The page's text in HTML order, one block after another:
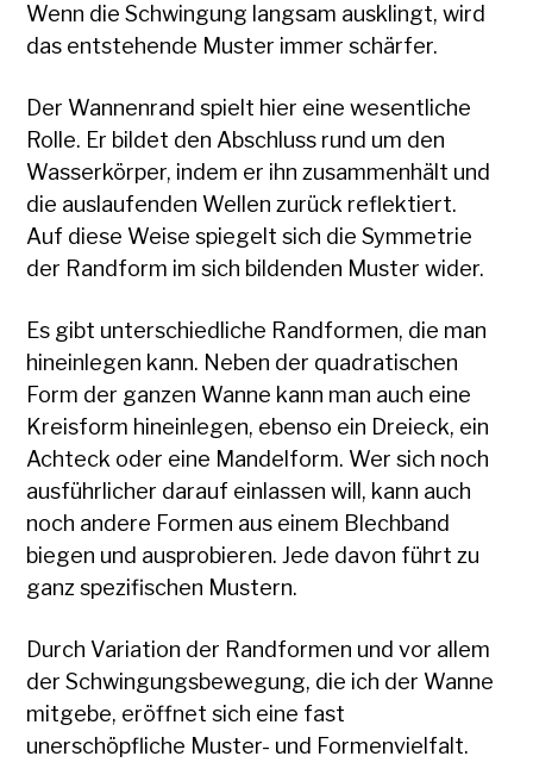
Wenn die Schwingung langsam ausklingt, wird
das entstehende Muster immer schärfer.
Der Wannenrand spielt hier eine wesentliche
Rolle. Er bildet den Abschluss rund um den
Wasserkörper, indem er ihn zusammenhält und
die auslaufenden Wellen zurück reflektiert.
Auf diese Weise spiegelt sich die Symmetrie
der Randform im sich bildenden Muster wider.
Es gibt unterschiedliche Randformen, die man
hineinlegen kann. Neben der quadratischen
Form der ganzen Wanne kann man auch eine
Kreisform hineinlegen, ebenso ein Dreieck, ein
Achteck oder eine Mandelform. Wer sich noch
ausführlicher darauf einlassen will, kann auch
noch andere Formen aus einem Blechband
biegen und ausprobieren. Jede davon führt zu
ganz spezifischen Mustern.
Durch Variation der Randformen und vor allem
der Schwingungsbewegung, die ich der Wanne
mitgebe, eröffnet sich eine fast
unerschöpfliche Muster- und Formenvielfalt.